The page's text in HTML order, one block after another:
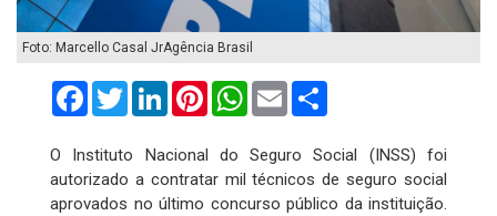
Foto: Marcello Casal JrAgência Brasil
FacebookTwitterLinkedInPinterestWhatsApp
Email
O Instituto Nacional do Seguro Social (INSS) foi
autorizado a contratar mil técnicos de seguro social
aprovados no último concurso público da instituição.